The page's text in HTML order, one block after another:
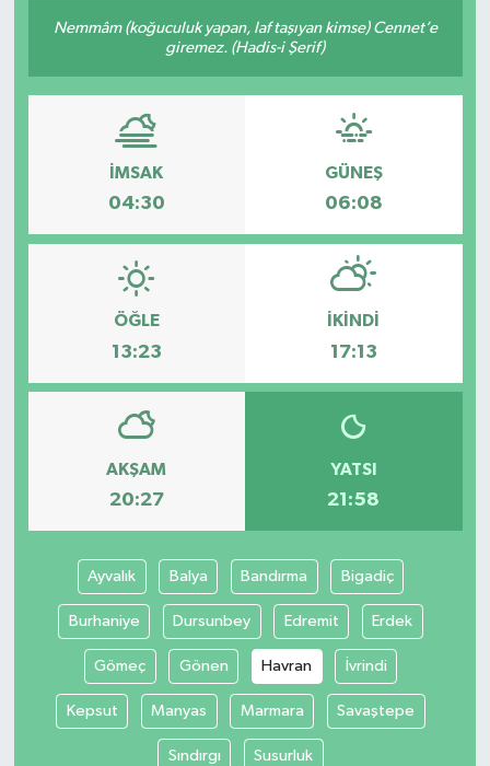
Nemmâm (koğuculuk yapan, laf taşıyan kimse) Cennet’e
giremez. (Hadis-i Şerif)
İMSAK
04:30
GÜNEŞ
06:08
ÖĞLE
13:23
İKINDI
17:13
AKŞAM
20:27
YATSI
21:58
Ayvalık Balya Bandırma Bigadiç
Burhaniye Dursunbey Edremit Erdek
Gömeç Gönen Havran İvrindi
Kepsut Manyas Marmara Savaştepe
Sındırgı Susurluk